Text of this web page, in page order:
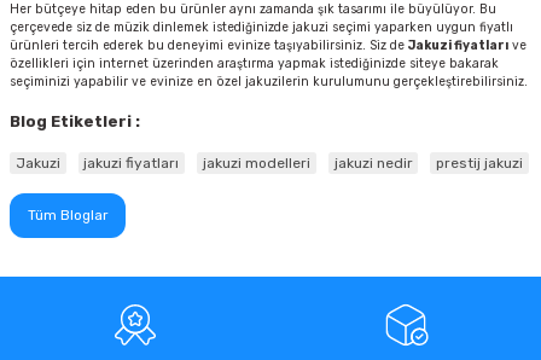
Her bütçeye hitap eden bu ürünler aynı zamanda şık tasarımı ile büyülüyor. Bu
çerçevede siz de müzik dinlemek istediğinizde jakuzi seçimi yaparken uygun fiyatlı
ürünleri tercih ederek bu deneyimi evinize taşıyabilirsiniz. Siz de Jakuzi fiyatları ve
özellikleri için internet üzerinden araştırma yapmak istediğinizde siteye bakarak
seçiminizi yapabilir ve evinize en özel jakuzilerin kurulumunu gerçekleştirebilirsiniz.
Blog Etiketleri :
Jakuzi jakuzi fiyatları jakuzi modelleri jakuzi nedir prestij jakuzi
Tüm Bloglar